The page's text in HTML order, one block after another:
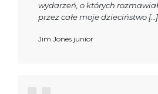
wydarzeń, o których
przez całe moje dzieciństwo
Jim Jones junior